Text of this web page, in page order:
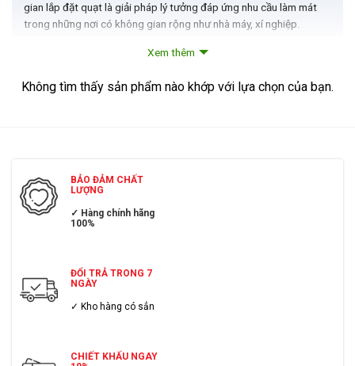
gian lắp đặt quạt là giải pháp lý tưởng đáp ứng nhu cầu làm mát
trong những nơi có không gian rộng như nhà máy, xí nghiệp.
-Lồng quạt và thân quạt được làm bằng thép sơn tĩnh điện cho độ
toàn quốc.
Hãy liên hệ ngay với chúng tôi để sử dụng những sản phẩm
công nghiệptốt nhất hiện nay.
Xem thêm
Không tìm thấy sản phẩm nào khớp với lựa chọn của bạn.
BẢO ĐẢM CHẤT
LƯỢNG
✓ Hàng chính hãng
100%
ĐỔI TRẢ TRONG 7
NGÀY
✓ Kho hàng có sẳn
CHIẾT KHẤU NGAY